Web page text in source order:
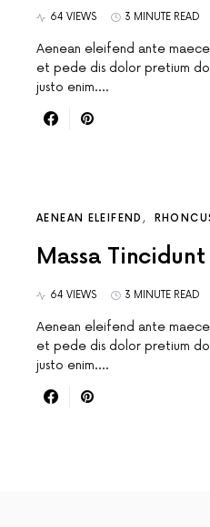
64 VIEWS 3 MINUTE READ
Aenean eleifend ante
et pede dis dolor pretium
justo enim.…
AENEAN ELEIFEND
Massa Tincidunt
64 VIEWS 3 MINUTE READ
Aenean eleifend ante
et pede dis dolor pretium
justo enim.…